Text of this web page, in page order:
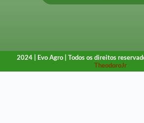
2024 | Evo Agro | Todos os direitos
TheodoroJr